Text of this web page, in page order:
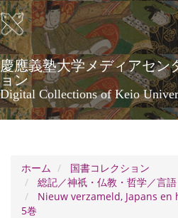
メ
イ
ン
コ
ン
テ
ン
ツ
に
慶應義塾大学メディアセン
ョン
Digital Collections of Keio
ホーム
国書コレクション
総記／神祇・仏教・哲学／言語
Nieuw verzameld, Japans
5巻